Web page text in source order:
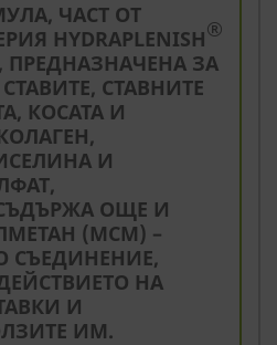
ЧАСТ ОТ
HYDRAPLENISH®
ПРЕДНАЗНАЧЕНА ЗА
СТАВНИТЕ
КОСАТА И
И
ОЩЕ И
(МСМ) –
СЪЕДИНЕНИЕ,
НА
И
ИМ.